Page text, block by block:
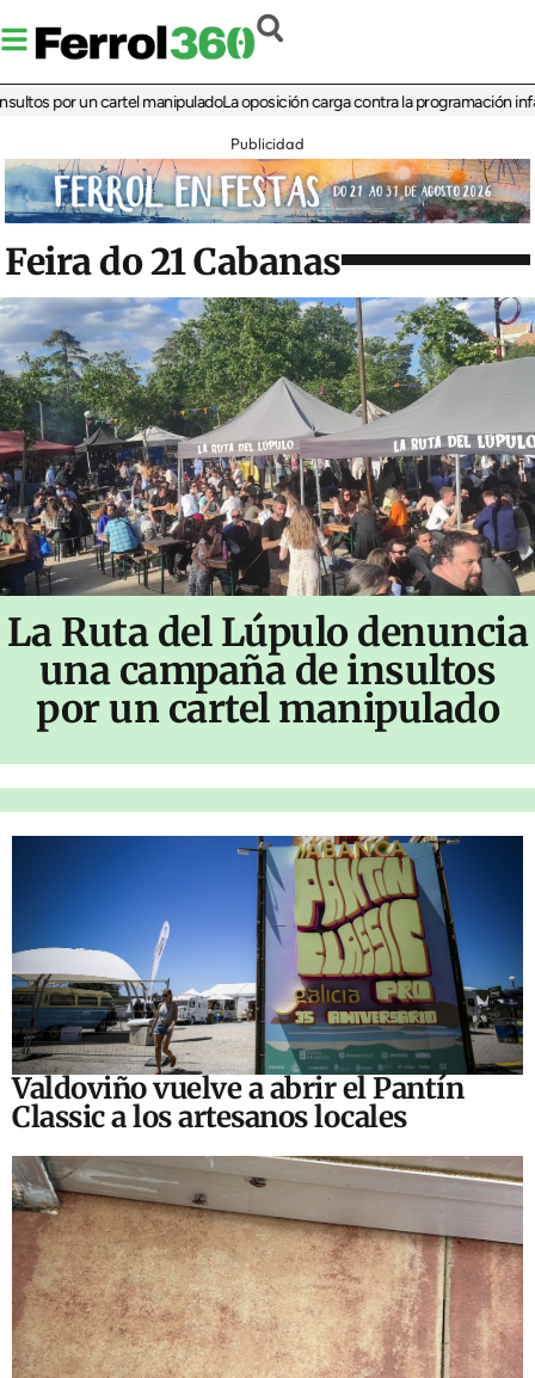
por un cartel manipuladoLa oposición carga contra la programación infantil
Publicidad
Feira do 21 Cabanas
La Ruta del Lúpulo denuncia
una campaña de insultos
por un cartel manipulado
Valdoviño vuelve a abrir el Pantín
Classic a los artesanos locales